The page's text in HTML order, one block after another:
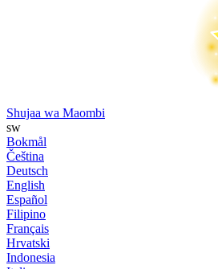
Shujaa wa Maombi
sw
Bokmål
Čeština
Deutsch
English
Español
Filipino
Français
Hrvatski
Indonesia